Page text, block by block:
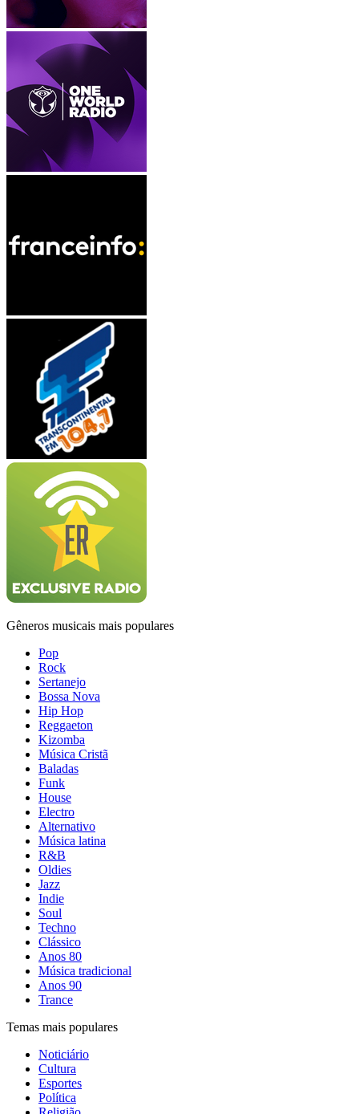
Gêneros musicais mais populares
Pop
Rock
Sertanejo
Bossa Nova
Hip Hop
Reggaeton
Kizomba
Música Cristã
Baladas
Funk
House
Electro
Alternativo
Música latina
R&B
Oldies
Jazz
Indie
Soul
Techno
Clássico
Anos 80
Música tradicional
Anos 90
Trance
Temas mais populares
Noticiário
Cultura
Esportes
Política